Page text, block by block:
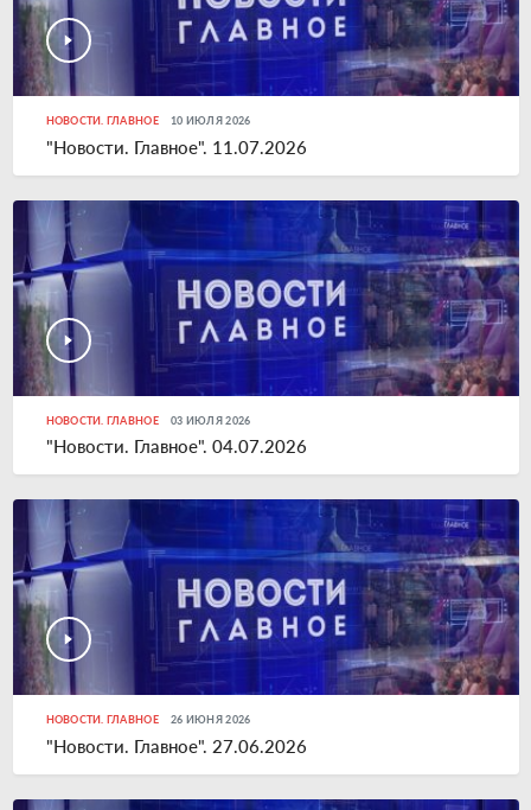
НОВОСТИ. ГЛАВНОЕ 10 ИЮЛЯ 2026
"Новости. Главное". 11.07.2026
НОВОСТИ. ГЛАВНОЕ 03 ИЮЛЯ 2026
"Новости. Главное". 04.07.2026
НОВОСТИ. ГЛАВНОЕ 26 ИЮНЯ 2026
"Новости. Главное". 27.06.2026